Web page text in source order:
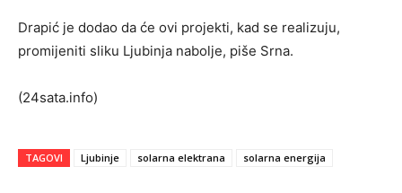
Drapić je dodao da će ovi projekti, kad se realizuju,
promijeniti sliku Ljubinja nabolje, piše Srna.
(24sata.info)
TAGOVI Ljubinje solarna elektrana solarna energija